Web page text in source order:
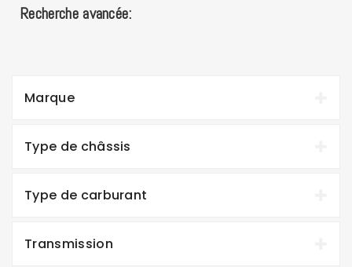
Recherche avancée:
Marque
Type de châssis
Type de carburant
Transmission